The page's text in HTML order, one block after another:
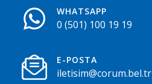
WHATSAPP
0 (501) 100 19 19
E-POSTA
iletisim@corum.bel.tr